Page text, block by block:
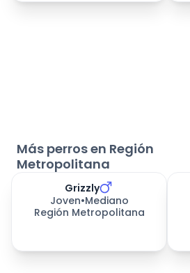
Más perros en Región
Metropolitana
Grizzly
Joven•Mediano
Región Metropolitana